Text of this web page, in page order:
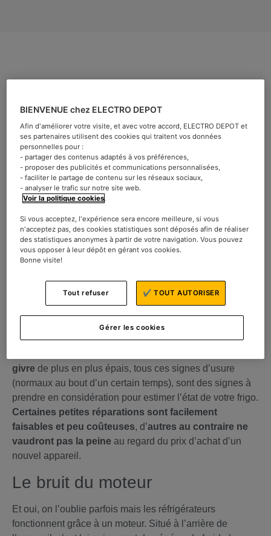
entre 10 et 15 ans. Mais il peut parfois ne
fonctionner de façon optimaleouconsommer plus
d’énergie que nécessaire
bien avant cela… Les risques
ne sont alors pas négligeables : si vos aliments sont mal
conservés, vous risquez au mieuxune perte des
qualités gustativesde vos denrées et, au pire,
intoxication alimentaire
son frigo ! On fait le point sur les signaux d’alerte d’un
mauvais fonctionnement…
Comment savoir si le frigo
est en fin de vie ?
Des traces d’usure
Premiers indices, les traces d’usure.Jointsplus durs,
givre de plus en plus épais, tous ces signes d’usure
(normaux au bout d’un certain temps), sont des signes à
prendre en considération pour estimer l’état de votre frigo.
Certaines petites réparations sont facilement
faisables et peu coûteuses, d’autres au contraire ne
vaudront pas la peine au regard du prix d’achat d’un
nouvel appareil.
Le bruit du moteur
Et oui, on l’oublie parfois mais les réfrigérateurs
fonctionnent grâce à un moteur. Situé à l’arrière de
BIENVENUE chez ELECTRO DEPOT
Afin d'améliorer votre visite, et avec votre accord, ELECTRO DEPOT et
ses partenaires utilisent des cookies qui traitent vos données
personnelles pour :
- partager des contenus adaptés à vos préférences,
- proposer des publicités et communications personnalisées,
- faciliter le partage de contenu sur les réseaux sociaux,
- analyser le trafic sur notre site web.
Voir la politique cookies.
Si vous acceptez, l'expérience sera encore meilleure, si vous
n'acceptez pas, des cookies statistiques sont déposés afin de réaliser
des statistiques anonymes à partir de votre navigation. Vous pouvez
vous opposer à leur dépôt en gérant vos cookies.
Bonne visite!
Gérer les cookies
Tout refuser ✔ TOUT AUTORISER